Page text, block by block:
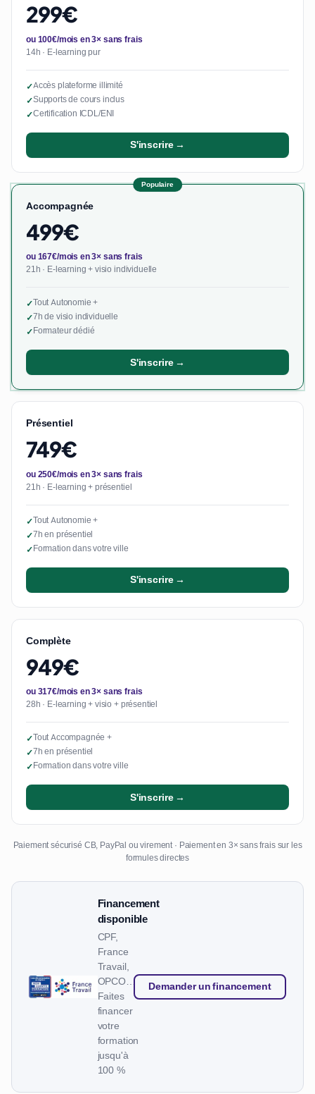
299€
ou 100€/mois en 3× sans frais
14h · E-learning pur
✓Accès plateforme illimité
✓Supports de cours inclus
✓Certification ICDL/ENI
S'inscrire →
Populaire
Accompagnée
499€
ou 167€/mois en 3× sans frais
21h · E-learning + visio individuelle
✓Tout Autonomie +
✓7h de visio individuelle
✓Formateur dédié
S'inscrire →
Présentiel
749€
ou 250€/mois en 3× sans frais
21h · E-learning + présentiel
✓Tout Autonomie +
✓7h en présentiel
✓Formation dans votre ville
S'inscrire →
Complète
949€
ou 317€/mois en 3× sans frais
28h · E-learning + visio + présentiel
✓Tout Accompagnée +
✓7h en présentiel
✓Formation dans votre ville
S'inscrire →
Paiement sécurisé CB, PayPal ou virement · Paiement en 3× sans frais sur les
formules directes
Financement
disponible
CPF,
France
Travail,
OPCO…
Faites
financer
votre
formation
jusqu'à
100 %
Demander un financement